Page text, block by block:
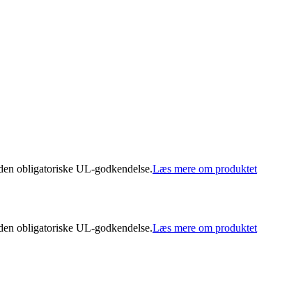
obligatoriske UL-godkendelse.Læs mere om produktet
obligatoriske UL-godkendelse.Læs mere om produktet